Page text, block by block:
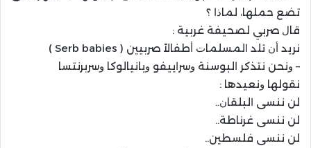
ﺗﻀﻊ ﺣﻤﻠﻬﺎ، ﻟﻤﺎﺫﺍ ؟
ﻗﺎﻝ ﺻﺮﺑﻲ ﻟﺼﺤﻴﻔﺔ ﻏﺮﺑﻴﺔ :
ﻧﺮﻳﺪ ﺃﻥ ﺗﻠﺪ ﺍﻟﻤﺴﻠﻤﺎﺕ ﺃﻃﻔﺎﻻً ﺻﺮﺑﻴﻴﻦ ( Serb babies )
– ﻭﻧﺤﻦ ﻧﺘﺬﻛﺮ ﺍﻟﺒﻮﺳﻨﺔ ﻭﺳﺮﺍﻳﻴﻔﻮ ﻭﺑﺎﻧﻴﺎﻟﻮﻛﺎ ﻭﺳﺮﺑﺮﻧﺘﺴﺎ
ﻧﻘﻮﻟﻬﺎ ﻭﻧﻌﻴﺪﻫﺎ :
ﻟﻦ ﻧﻨﺴﻰ ﺍﻟﺒﻠﻘﺎﻥ..
ﻟﻦ ﻧﻨﺴﻰ ﻏﺮﻧﺎﻃﺔ..
ﻟﻦ ﻧﻨﺴﻰ ﻓﻠﺴﻄﻴﻦ..